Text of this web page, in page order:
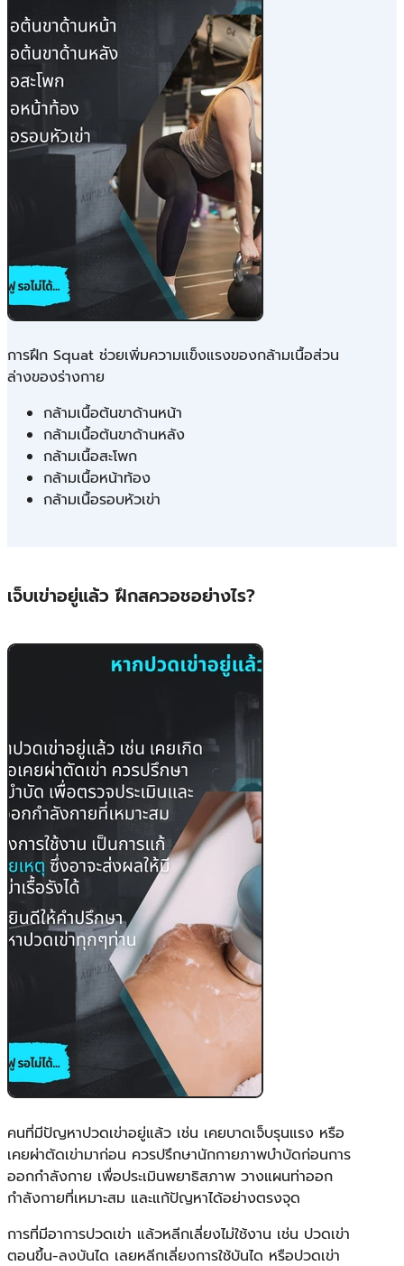
การฝึก Squat ช่วยเพิ่มความแข็งแรงของกล้ามเนื้อส่วน
ล่างของร่างกาย
กล้ามเนื้อต้นขาด้านหน้า
กล้ามเนื้อต้นขาด้านหลัง
กล้ามเนื้อสะโพก
กล้ามเนื้อหน้าท้อง
กล้ามเนื้อรอบหัวเข่า
เจ็บเข่าอยู่แล้ว ฝึกสควอชอย่างไร?
คนที่มีปัญหาปวดเข่าอยู่แล้ว เช่น เคยบาดเจ็บรุนแรง หรือ
เคยผ่าตัดเข่ามาก่อน ควรปรึกษานักกายภาพบำบัดก่อนการ
ออกกำลังกาย เพื่อประเมินพยาธิสภาพ วางแผนท่าออก
กำลังกายที่เหมาะสม และแก้ปัญหาได้อย่างตรงจุด
การที่มีอาการปวดเข่า แล้วหลีกเลี่ยงไม่ใช้งาน เช่น ปวดเข่า
ตอนขึ้น-ลงบันได เลยหลีกเลี่ยงการใช้บันได หรือปวดเข่า